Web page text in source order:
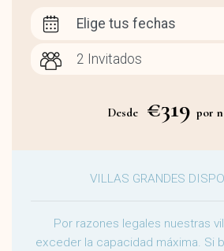
Elige tus fechas
Desde €319 por
VILLAS GRANDES
Por razones legales nuestras
exceder la capacidad máxima. Si